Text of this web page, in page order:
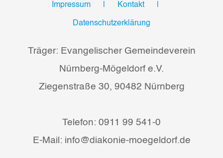
Impressum Kontakt
Datenschutzerklärung
Träger: Evangelischer Gemeindeverein
Nürnberg-Mögeldorf e.V.
Ziegenstraße 30, 90482 Nürnberg
Telefon: 0911 99 541-0
E-Mail: info@diakonie-moegeldorf.de